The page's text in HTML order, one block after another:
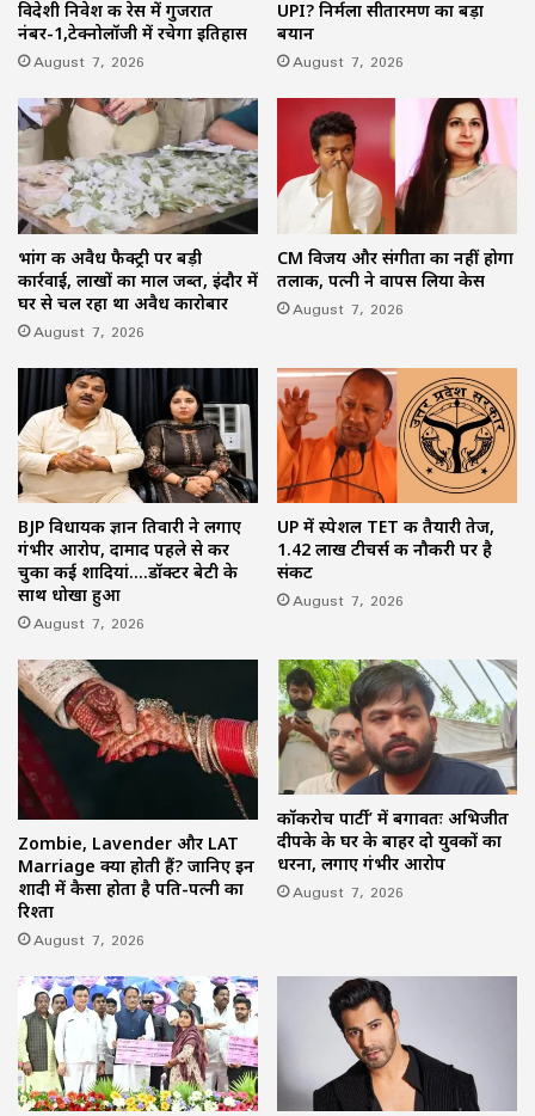
विदेशी निवेश की रेस में गुजरात
नंबर-1,टेक्नोलॉजी में रचेगा इतिहास
August 7, 2026
UPI? निर्मला सीतारमण का बड़ा
बयान
August 7, 2026
भांग की अवैध फैक्ट्री पर बड़ी
कार्रवाई, लाखों का माल जब्त, इंदौर में
घर से चल रहा था अवैध कारोबार
August 7, 2026
CM विजय और संगीता का नहीं होगा
तलाक, पत्नी ने वापस लिया केस
August 7, 2026
BJP विधायक ज्ञान तिवारी ने लगाए
गंभीर आरोप, दामाद पहले से कर
चुका कई शादियां….डॉक्टर बेटी के
साथ धोखा हुआ
August 7, 2026
UP में स्पेशल TET की तैयारी तेज,
1.42 लाख टीचर्स की नौकरी पर है
संकट
August 7, 2026
Zombie, Lavender और LAT
Marriage क्या होती हैं? जानिए इन
शादी में कैसा होता है पति-पत्नी का
रिश्ता
August 7, 2026
कॉकरोच पार्टी’ में बगावतः अभिजीत
दीपके के घर के बाहर दो युवकों का
धरना, लगाए गंभीर आरोप
August 7, 2026